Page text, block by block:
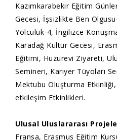
Kazımkarabekir Eğitim
Gecesi, İşsizlikte Ben
Yolculuk-4, İngilizce
Karadağ Kültür Gecesi,
Eğitimi, Huzurevi Ziyareti,
Semineri, Kariyer Tüyoları
Mektubu Oluşturma
etkileşim Etkinlikleri.
Ulusal Uluslararası
Fransa, Erasmus Eğitim